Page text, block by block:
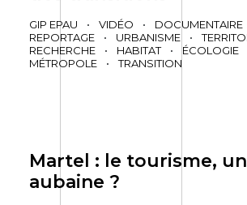
GIP EPAU • VIDÉO • DOCUMENTAIRE
REPORTAGE
• URBANISME •
RECHERCHE
• HABITAT • ÉCOLOGIE
MÉTROPOLE
• TRANSITION
Martel : le tourisme,
aubaine ?